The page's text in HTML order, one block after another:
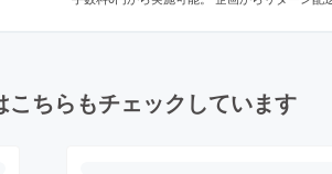
ちらもチェックしています